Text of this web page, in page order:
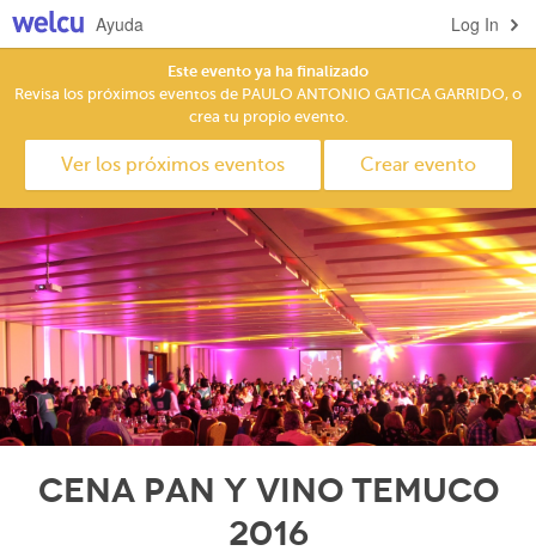
Log In
Ayuda
Este evento ya ha finalizado
Revisa los próximos eventos de PAULO ANTONIO GATICA GARRIDO, o
crea tu propio evento.
Ver los próximos eventos Crear evento
CENA PAN Y VINO TEMUCO
2016